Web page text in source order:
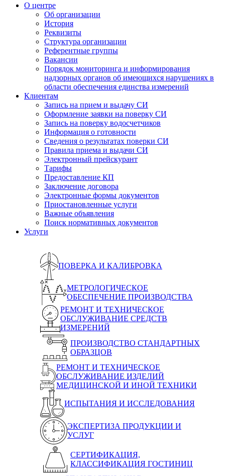
О центре
Об организации
История
Реквизиты
Структура организации
Референтные группы
Вакансии
Порядок мониторинга и информирования
надзорных органов об имеющихся нарушениях в
области обеспечения единства измерений
Клиентам
Запись на прием и выдачу СИ
Оформление заявки на поверку СИ
Запись на поверку водосчетчиков
Информация о готовности
Сведения о результатах поверки СИ
Правила приема и выдачи СИ
Электронный прейскурант
Тарифы
Предоставление КП
Заключение договора
Электронные формы документов
Приостановленные услуги
Важные объявления
Поиск нормативных документов
Услуги
ПОВЕРКА И КАЛИБРОВКА
МЕТРОЛОГИЧЕСКОЕ
ОБЕСПЕЧЕНИЕ ПРОИЗВОДСТВА
РЕМОНТ И ТЕХНИЧЕСКОЕ
ОБСЛУЖИВАНИЕ СРЕДСТВ
ИЗМЕРЕНИЙ
ПРОИЗВОДСТВО СТАНДАРТНЫХ
ОБРАЗЦОВ
РЕМОНТ И ТЕХНИЧЕСКОЕ
ОБСЛУЖИВАНИЕ ИЗДЕЛИЙ
МЕДИЦИНСКОЙ И ИНОЙ ТЕХНИКИ
ИСПЫТАНИЯ И ИССЛЕДОВАНИЯ
ЭКСПЕРТИЗА ПРОДУКЦИИ И
УСЛУГ
СЕРТИФИКАЦИЯ,
КЛАССИФИКАЦИЯ ГОСТИНИЦ